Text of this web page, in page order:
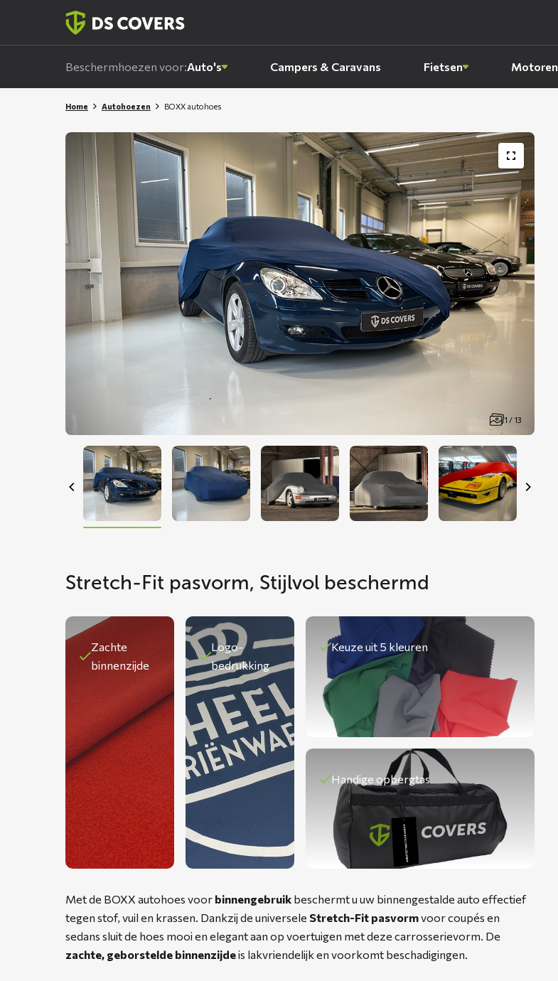
Beschermhoezen voor:Auto's Campers & Caravans Fietsen Motoren
Home Autohoezen BOXX autohoes
1 / 13
Stretch-Fit pasvorm, Stijlvol beschermd
Zachte
binnenzijde
Logo-
bedrukking
Keuze uit 5 kleuren
Handige opbergtas
Met de BOXX autohoes voor binnengebruik beschermt u uw binnengestalde auto effectief
tegen stof, vuil en krassen. Dankzij de universele Stretch-Fit pasvormvoor coupés en
sedans sluit de hoes mooi en elegant aan op voertuigen met deze carrosserievorm. De
zachte, geborstelde binnenzijdeis lakvriendelijk en voorkomt beschadigingen.